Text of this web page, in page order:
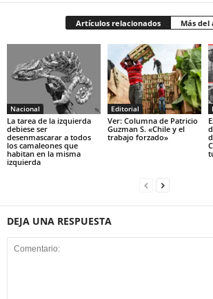
Artículos relacionados Más
Nacional
La tarea de la izquierda
debiese ser
desenmascarar a todos
los camaleones que
habitan en la misma
izquierda
Editorial
Ver: Columna de Patricio
Guzman S. «Chile y el
trabajo forzado»
DEJA UNA RESPUESTA